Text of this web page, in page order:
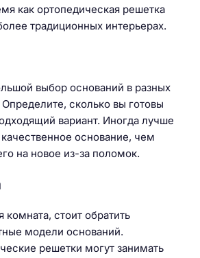
как ортопедическая решетка
традиционных интерьерах.
выбор оснований в разных
сколько вы готовы
вариант. Иногда лучше
основание, чем
на новое из-за поломок.
комната, стоит обратить
модели оснований.
решетки могут занимать